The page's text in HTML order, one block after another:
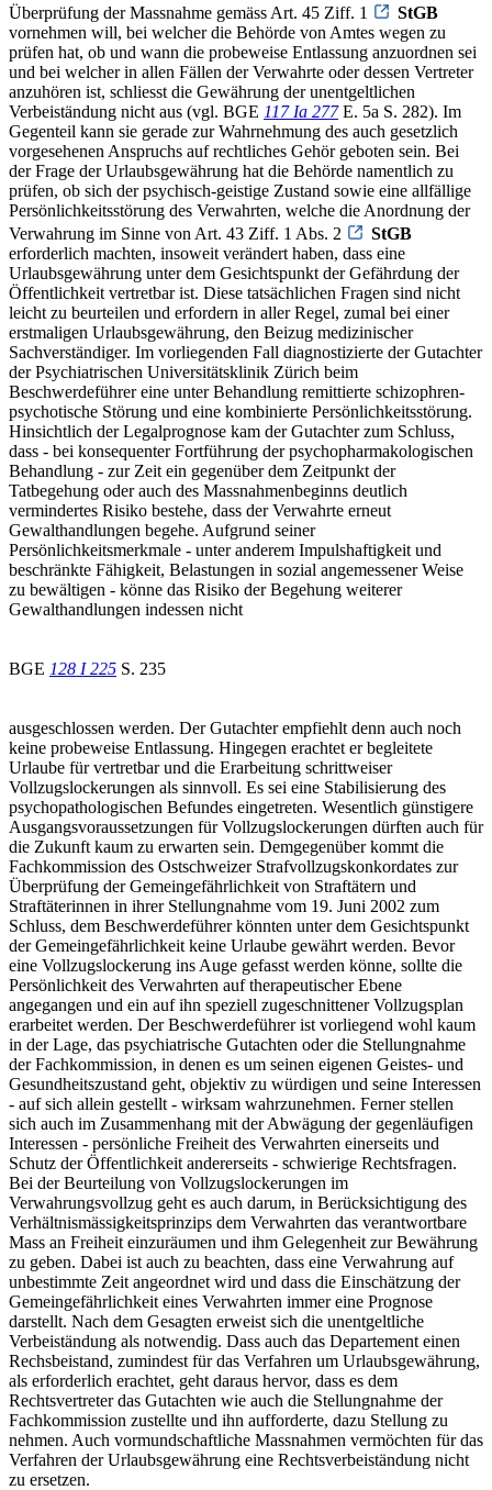
Überprüfung der Massnahme gemäss Art. 45 Ziff. 1
StGB
vornehmen will, bei welcher die Behörde von Amtes wegen zu
prüfen hat, ob und wann die probeweise Entlassung anzuordnen sei
und bei welcher in allen Fällen der Verwahrte oder dessen Vertreter
anzuhören ist, schliesst die Gewährung der unentgeltlichen
Verbeiständung nicht aus (vgl. BGE 117 Ia 277E. 5a S. 282). Im
Gegenteil kann sie gerade zur Wahrnehmung des auch gesetzlich
vorgesehenen Anspruchs auf rechtliches Gehör geboten sein. Bei
der Frage der Urlaubsgewährung hat die Behörde namentlich zu
prüfen, ob sich der psychisch-geistige Zustand sowie eine allfällige
Persönlichkeitsstörung des Verwahrten, welche die Anordnung der
Verwahrung im Sinne von Art. 43 Ziff. 1 Abs. 2
StGB
erforderlich machten, insoweit verändert haben, dass eine
Urlaubsgewährung unter dem Gesichtspunkt der Gefährdung der
Öffentlichkeit vertretbar ist. Diese tatsächlichen Fragen sind nicht
leicht zu beurteilen und erfordern in aller Regel, zumal bei einer
erstmaligen Urlaubsgewährung, den Beizug medizinischer
Sachverständiger. Im vorliegenden Fall diagnostizierte der Gutachter
der Psychiatrischen Universitätsklinik Zürich beim
Beschwerdeführer eine unter Behandlung remittierte schizophren-
psychotische Störung und eine kombinierte Persönlichkeitsstörung.
Hinsichtlich der Legalprognose kam der Gutachter zum Schluss,
dass - bei konsequenter Fortführung der psychopharmakologischen
Behandlung - zur Zeit ein gegenüber dem Zeitpunkt der
Tatbegehung oder auch des Massnahmenbeginns deutlich
vermindertes Risiko bestehe, dass der Verwahrte erneut
Gewalthandlungen begehe. Aufgrund seiner
Persönlichkeitsmerkmale - unter anderem Impulshaftigkeit und
beschränkte Fähigkeit, Belastungen in sozial angemessener Weise
zu bewältigen - könne das Risiko der Begehung weiterer
Gewalthandlungen indessen nicht
BGE 128 I 225 S. 235
ausgeschlossen werden. Der Gutachter empfiehlt denn auch noch
keine probeweise Entlassung. Hingegen erachtet er begleitete
Urlaube für vertretbar und die Erarbeitung schrittweiser
Vollzugslockerungen als sinnvoll. Es sei eine Stabilisierung des
psychopathologischen Befundes eingetreten. Wesentlich günstigere
Ausgangsvoraussetzungen für Vollzugslockerungen dürften auch für
die Zukunft kaum zu erwarten sein. Demgegenüber kommt die
Fachkommission des Ostschweizer Strafvollzugskonkordates zur
Überprüfung der Gemeingefährlichkeit von Straftätern und
Straftäterinnen in ihrer Stellungnahme vom 19. Juni 2002 zum
Schluss, dem Beschwerdeführer könnten unter dem Gesichtspunkt
der Gemeingefährlichkeit keine Urlaube gewährt werden. Bevor
eine Vollzugslockerung ins Auge gefasst werden könne, sollte die
Persönlichkeit des Verwahrten auf therapeutischer Ebene
angegangen und ein auf ihn speziell zugeschnittener Vollzugsplan
erarbeitet werden. Der Beschwerdeführer ist vorliegend wohl kaum
in der Lage, das psychiatrische Gutachten oder die Stellungnahme
der Fachkommission, in denen es um seinen eigenen Geistes- und
Gesundheitszustand geht, objektiv zu würdigen und seine Interessen
- auf sich allein gestellt - wirksam wahrzunehmen. Ferner stellen
sich auch im Zusammenhang mit der Abwägung der gegenläufigen
Interessen - persönliche Freiheit des Verwahrten einerseits und
Schutz der Öffentlichkeit andererseits - schwierige Rechtsfragen.
Bei der Beurteilung von Vollzugslockerungen im
Verwahrungsvollzug geht es auch darum, in Berücksichtigung des
Verhältnismässigkeitsprinzips dem Verwahrten das verantwortbare
Mass an Freiheit einzuräumen und ihm Gelegenheit zur Bewährung
zu geben. Dabei ist auch zu beachten, dass eine Verwahrung auf
unbestimmte Zeit angeordnet wird und dass die Einschätzung der
Gemeingefährlichkeit eines Verwahrten immer eine Prognose
darstellt. Nach dem Gesagten erweist sich die unentgeltliche
Verbeiständung als notwendig. Dass auch das Departement einen
Rechsbeistand, zumindest für das Verfahren um Urlaubsgewährung,
als erforderlich erachtet, geht daraus hervor, dass es dem
Rechtsvertreter das Gutachten wie auch die Stellungnahme der
Fachkommission zustellte und ihn aufforderte, dazu Stellung zu
nehmen. Auch vormundschaftliche Massnahmen vermöchten für das
Verfahren der Urlaubsgewährung eine Rechtsverbeiständung nicht
zu ersetzen.